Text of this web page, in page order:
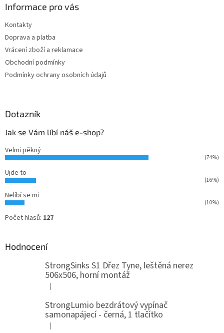
Informace pro vás
Kontakty
Doprava a platba
Vrácení zboží a reklamace
Obchodní podmínky
Podmínky ochrany osobních údajů
Dotazník
Jak se Vám líbí náš e-shop?
Velmi pěkný
(74%)
Ujde to
(16%)
Nelíbí se mi
(10%)
Počet hlasů: 127
Hodnocení
StrongSinks S1 Dřez Tyne, leštěná nerez
506x506, horní montáž
Hodnocení produktu je 5 z 5 hvězdiček.
|
StrongLumio bezdrátový vypínač
samonapájecí - černá, 1 tlačítko
Hodnocení produktu je 4 z 5 hvězdiček.
|